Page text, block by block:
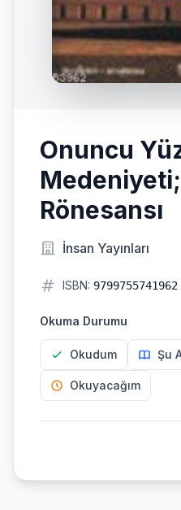
Onuncu
Rönesansı
İnsan Yayınları
ISBN: 9799755741962
Okuma Durumu
Okudum Şu
Okuyacağım